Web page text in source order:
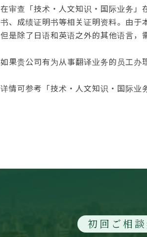
在审查「技术・人文知识・国际业务
书、成绩证明书等相关证明资料。由于
但是除了日语和英语之外的其他语言，
如果贵公司有为从事翻译业务的员工办
详情可参考「技术・人文知识・国际
初回ご相